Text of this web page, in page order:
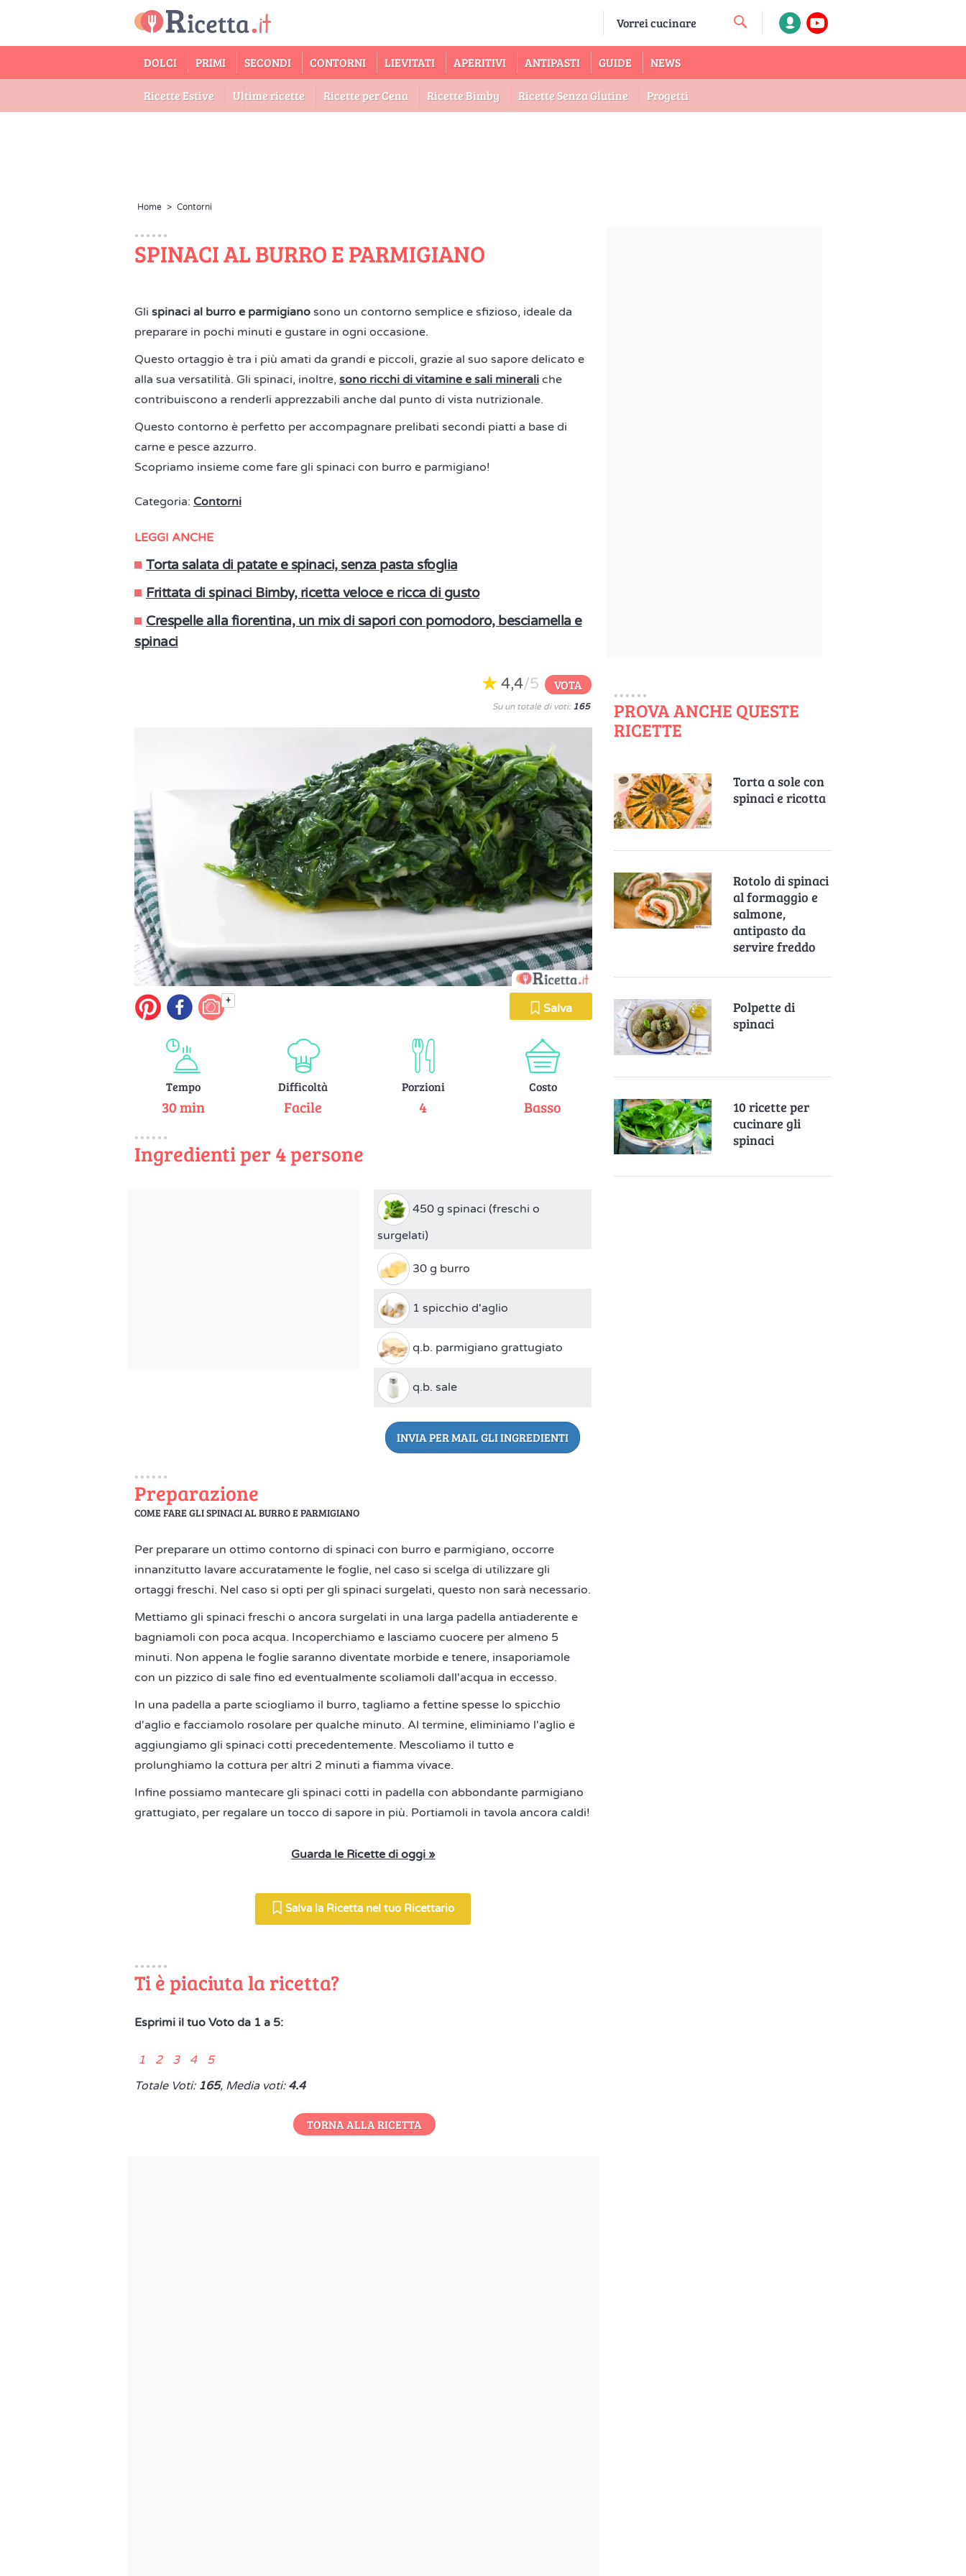
DOLCI PRIMI SECONDI CONTORNI LIEVITATI APERITIVI ANTIPASTI GUIDE NEWS
Ricette Estive Ultime ricette Ricette per Cena Ricette Bimby Ricette Senza Glutine Progetti
Home > Contorni
SPINACI AL BURRO E PARMIGIANO
Gli spinaci al burro e parmigiano sono un contorno semplice e sfizioso, ideale da
preparare in pochi minuti e gustare in ogni occasione.
Questo ortaggio è tra i più amati da grandi e piccoli, grazie al suo sapore delicato e
alla sua versatilità. Gli spinaci, inoltre, sono ricchi di vitamine e sali minerali che
contribuiscono a renderli apprezzabili anche dal punto di vista nutrizionale.
Questo contorno è perfetto per accompagnare prelibati secondi piatti a base di
carne e pesce azzurro.
Scopriamo insieme come fare gli spinaci con burro e parmigiano!
Categoria: Contorni
LEGGI ANCHE
Torta salata di patate e spinaci, senza pasta sfoglia
Frittata di spinaci Bimby, ricetta veloce e ricca di gusto
Crespelle alla fiorentina, un mix di sapori con pomodoro, besciamella e
spinaci
4,4/5 VOTA
Su un totale di voti: 165
+
Salva
Tempo
30 min
Difficoltà
Facile
Porzioni
4
Costo
Basso
Ingredienti per 4 persone
450 g spinaci (freschi o
surgelati)
30 g burro
1 spicchio d'aglio
q.b. parmigiano grattugiato
q.b. sale
INVIA PER MAIL GLI INGREDIENTI
Preparazione
COME FARE GLI SPINACI AL BURRO E PARMIGIANO
Per preparare un ottimo contorno di spinaci con burro e parmigiano, occorre
innanzitutto lavare accuratamente le foglie, nel caso si scelga di utilizzare gli
ortaggi freschi. Nel caso si opti per gli spinaci surgelati, questo non sarà necessario.
Mettiamo gli spinaci freschi o ancora surgelati in una larga padella antiaderente e
bagniamoli con poca acqua. Incoperchiamo e lasciamo cuocere per almeno 5
minuti. Non appena le foglie saranno diventate morbide e tenere, insaporiamole
con un pizzico di sale fino ed eventualmente scoliamoli dall'acqua in eccesso.
In una padella a parte sciogliamo il burro, tagliamo a fettine spesse lo spicchio
d'aglio e facciamolo rosolare per qualche minuto. Al termine, eliminiamo l'aglio e
aggiungiamo gli spinaci cotti precedentemente. Mescoliamo il tutto e
prolunghiamo la cottura per altri 2 minuti a fiamma vivace.
Infine possiamo mantecare gli spinaci cotti in padella con abbondante parmigiano
grattugiato, per regalare un tocco di sapore in più. Portiamoli in tavola ancora caldi!
Guarda le Ricette di oggi »
Salva la Ricetta nel tuo Ricettario
Ti è piaciuta la ricetta?
Esprimi il tuo Voto da 1 a 5:
1 2 3 4 5
Totale Voti: 165, Media voti: 4.4
TORNA ALLA RICETTA
PROVA ANCHE QUESTE
RICETTE
Torta a sole con
spinaci e ricotta
Rotolo di spinaci
al formaggio e
salmone,
antipasto da
servire freddo
Polpette di
spinaci
10 ricette per
cucinare gli
spinaci